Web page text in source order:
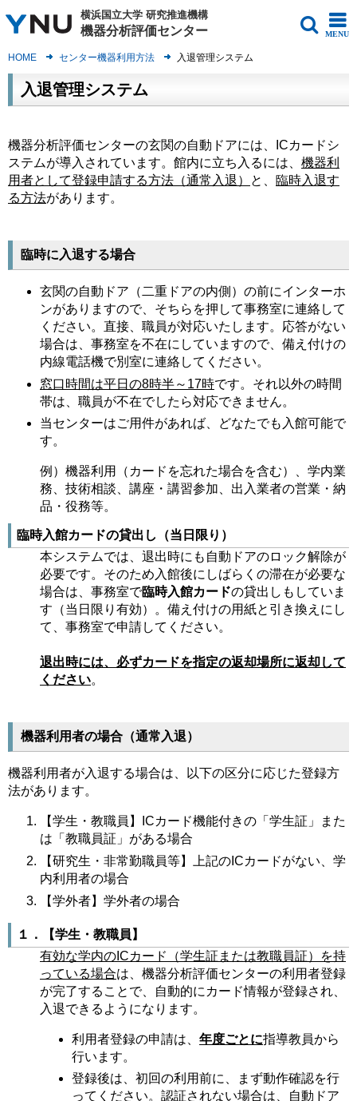
横浜国立大学 研究推進機構
機器分析評価センター MENU
HOME センター機器利用方法 入退管理システム
入退管理システム
機器分析評価センターの玄関の自動ドアには、ICカードシ
ステムが導入されています。館内に立ち入るには、 機器利
用者として登録申請する方法（通常入退）
と、 臨時入退す
る方法があります。
臨時に入退する場合
玄関の自動ドア（二重ドアの内側）の前にインターホ
ンがありますので、そちらを押して事務室に連絡して
ください。直接、職員が対応いたします。応答がない
場合は、事務室を不在にしていますので、備え付けの
内線電話機で別室に連絡してください。
窓口時間は平日の8時半～17時です。それ以外の時間
帯は、職員が不在でしたら対応できません。
当センターはご用件があれば、どなたでも入館可能で
す。
例）機器利用（カードを忘れた場合を含む）、学内業
務、技術相談、講座・講習参加、出入業者の営業・納
品・役務等。
臨時入館カードの貸出し（当日限り）
本システムでは、退出時にも自動ドアのロック解除が
必要です。そのため入館後にしばらくの滞在が必要な
場合は、事務室で臨時入館カードの貸出しもしていま
す（当日限り有効）。備え付けの用紙と引き換えにし
て、事務室で申請してください。
退出時には、必ずカードを指定の返却場所に返却して
ください。
機器利用者の場合（通常入退）
機器利用者が入退する場合は、以下の区分に応じた登録方
法があります。
【学生・教職員】ICカード機能付きの「学生証」また
は「教職員証」がある場合
【研究生・非常勤職員等】上記のICカードがない、学
内利用者の場合
【学外者】学外者の場合
１．【学生・教職員】
有効な学内のICカード（学生証または教職員証）を持
っている場合は、機器分析評価センターの利用者登録
が完了することで、自動的にカード情報が登録され、
入退できるようになります。
利用者登録の申請は、 年度ごとに指導教員から
行います。
登録後は、初回の利用前に、まず動作確認を行
ってください。認証されない場合は、自動ドア